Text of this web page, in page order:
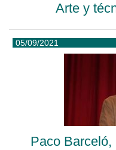
Arte y
05/09/2021
Paco Barceló,